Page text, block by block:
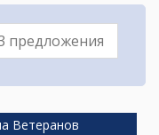
Ветеранов